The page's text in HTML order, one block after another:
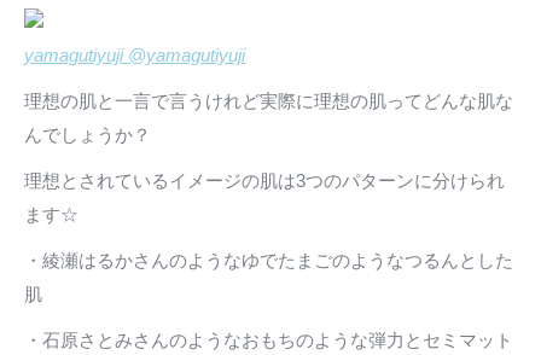
yamagutiyuji @yamagutiyuji
理想の肌と一言で言うけれど実際に理想の肌ってどんな肌な
んでしょうか？
理想とされているイメージの肌は3つのパターンに分けられ
ます☆
・綾瀬はるかさんのようなゆでたまごのようなつるんとした
肌
・石原さとみさんのようなおもちのような弾力とセミマット